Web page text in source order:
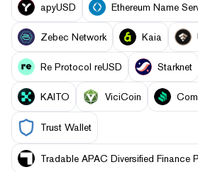
apyUSD Ethereum Name
Zebec Network Kaia
Re Protocol reUSD Starknet
KAITO ViciCoin
Trust Wallet
Tradable APAC Diversified Finance